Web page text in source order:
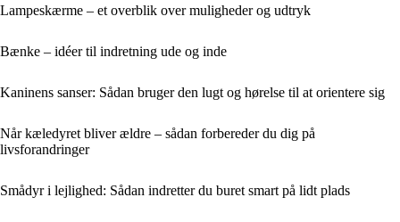
Lampeskærme – et overblik over muligheder og udtryk
Bænke – idéer til indretning ude og inde
Kaninens sanser: Sådan bruger den lugt og hørelse til at orientere sig
Når kæledyret bliver ældre – sådan forbereder du dig på
livsforandringer
Smådyr i lejlighed: Sådan indretter du buret smart på lidt plads